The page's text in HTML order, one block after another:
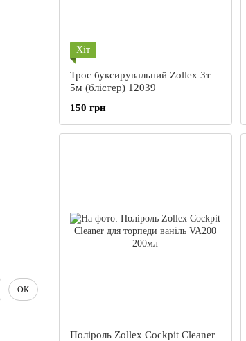
Хіт
Трос буксирувальний Zollex 3т
5м (блістер) 12039
150 грн
Поліроль Zollex Cockpit Cleaner
ОК